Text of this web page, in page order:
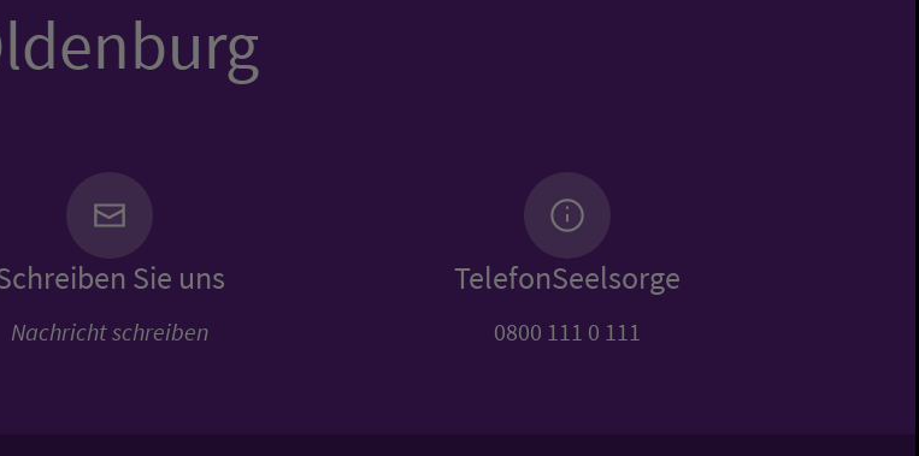
Sie uns
Nachricht schreiben
TelefonSeelsorge
0800 111 0 111